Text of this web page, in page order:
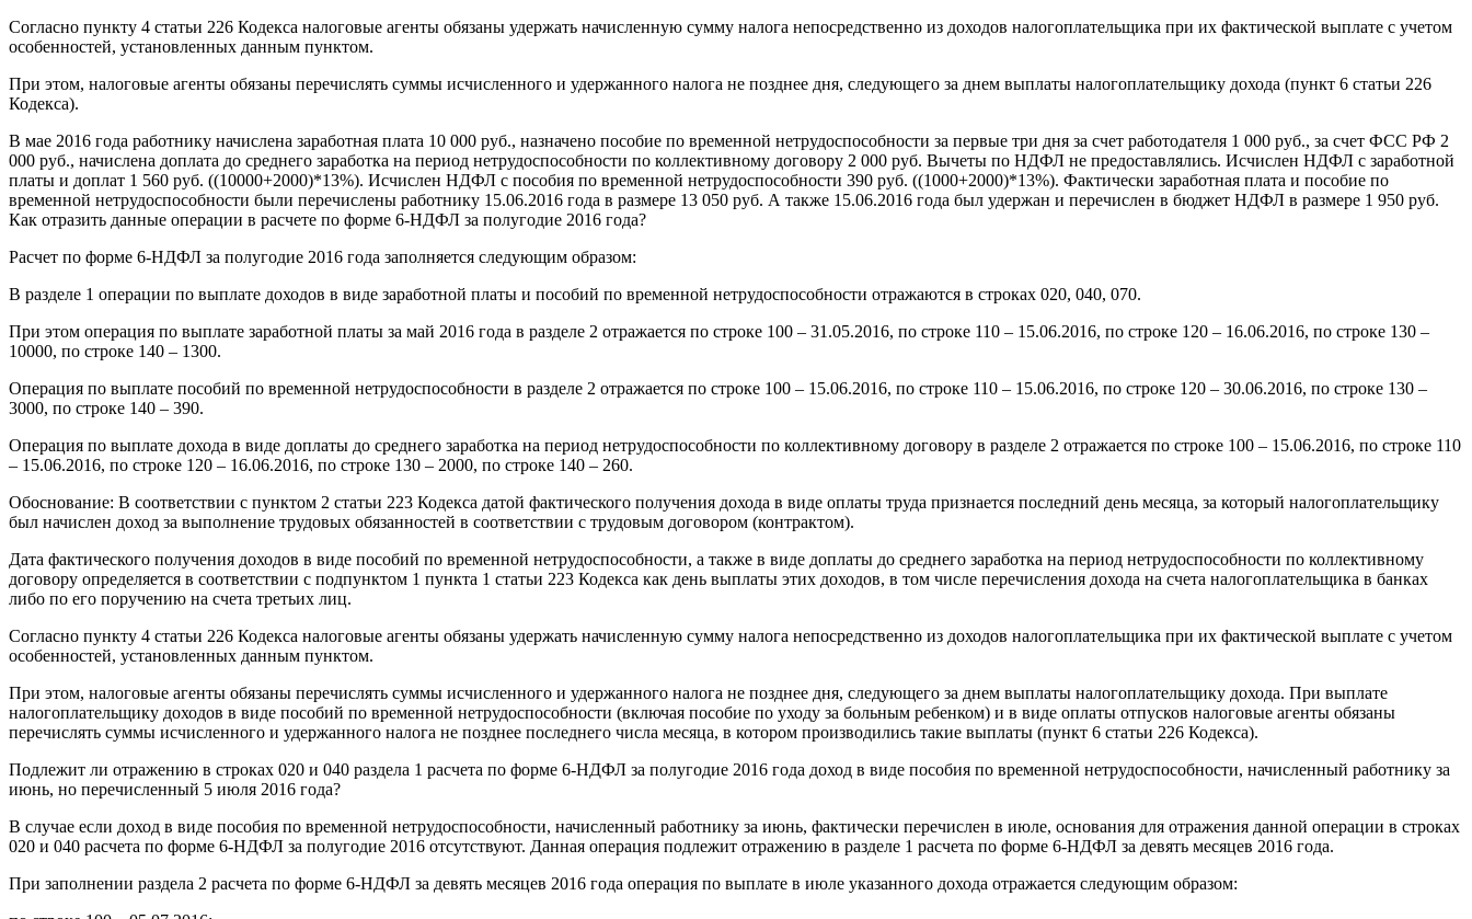
Согласно пункту 4 статьи 226 Кодекса налоговые агенты обязаны удержать начисленную сумму налога непосредственно из доходов налогоплательщика при их фактической выплате с учетом
особенностей, установленных данным пунктом.
При этом, налоговые агенты обязаны перечислять суммы исчисленного и удержанного налога не позднее дня, следующего за днем выплаты налогоплательщику дохода (пункт 6 статьи 226
Кодекса).
В мае 2016 года работнику начислена заработная плата 10 000 руб., назначено пособие по временной нетрудоспособности за первые три дня за счет работодателя 1 000 руб., за счет ФСС РФ 2
000 руб., начислена доплата до среднего заработка на период нетрудоспособности по коллективному договору 2 000 руб. Вычеты по НДФЛ не предоставлялись. Исчислен НДФЛ с заработной
платы и доплат 1 560 руб. ((10000+2000)*13%). Исчислен НДФЛ с пособия по временной нетрудоспособности 390 руб. ((1000+2000)*13%). Фактически заработная плата и пособие по
временной нетрудоспособности были перечислены работнику 15.06.2016 года в размере 13 050 руб. А также 15.06.2016 года был удержан и перечислен в бюджет НДФЛ в размере 1 950 руб.
Как отразить данные операции в расчете по форме 6-НДФЛ за полугодие 2016 года?
Расчет по форме 6-НДФЛ за полугодие 2016 года заполняется следующим образом:
В разделе 1 операции по выплате доходов в виде заработной платы и пособий по временной нетрудоспособности отражаются в строках 020, 040, 070.
При этом операция по выплате заработной платы за май 2016 года в разделе 2 отражается по строке 100 – 31.05.2016, по строке 110 – 15.06.2016, по строке 120 – 16.06.2016, по строке 130 –
10000, по строке 140 – 1300.
Операция по выплате пособий по временной нетрудоспособности в разделе 2 отражается по строке 100 – 15.06.2016, по строке 110 – 15.06.2016, по строке 120 – 30.06.2016, по строке 130 –
3000, по строке 140 – 390.
Операция по выплате дохода в виде доплаты до среднего заработка на период нетрудоспособности по коллективному договору в разделе 2 отражается по строке 100 – 15.06.2016, по строке 110
– 15.06.2016, по строке 120 – 16.06.2016, по строке 130 – 2000, по строке 140 – 260.
Обоснование: В соответствии с пунктом 2 статьи 223 Кодекса датой фактического получения дохода в виде оплаты труда признается последний день месяца, за который налогоплательщику
был начислен доход за выполнение трудовых обязанностей в соответствии с трудовым договором (контрактом).
Дата фактического получения доходов в виде пособий по временной нетрудоспособности, а также в виде доплаты до среднего заработка на период нетрудоспособности по коллективному
договору определяется в соответствии с подпунктом 1 пункта 1 статьи 223 Кодекса как день выплаты этих доходов, в том числе перечисления дохода на счета налогоплательщика в банках
либо по его поручению на счета третьих лиц.
Согласно пункту 4 статьи 226 Кодекса налоговые агенты обязаны удержать начисленную сумму налога непосредственно из доходов налогоплательщика при их фактической выплате с учетом
особенностей, установленных данным пунктом.
При этом, налоговые агенты обязаны перечислять суммы исчисленного и удержанного налога не позднее дня, следующего за днем выплаты налогоплательщику дохода. При выплате
налогоплательщику доходов в виде пособий по временной нетрудоспособности (включая пособие по уходу за больным ребенком) и в виде оплаты отпусков налоговые агенты обязаны
перечислять суммы исчисленного и удержанного налога не позднее последнего числа месяца, в котором производились такие выплаты (пункт 6 статьи 226 Кодекса).
Подлежит ли отражению в строках 020 и 040 раздела 1 расчета по форме 6-НДФЛ за полугодие 2016 года доход в виде пособия по временной нетрудоспособности, начисленный работнику за
июнь, но перечисленный 5 июля 2016 года?
В случае если доход в виде пособия по временной нетрудоспособности, начисленный работнику за июнь, фактически перечислен в июле, основания для отражения данной операции в строках
020 и 040 расчета по форме 6-НДФЛ за полугодие 2016 отсутствуют. Данная операция подлежит отражению в разделе 1 расчета по форме 6-НДФЛ за девять месяцев 2016 года.
При заполнении раздела 2 расчета по форме 6-НДФЛ за девять месяцев 2016 года операция по выплате в июле указанного дохода отражается следующим образом: